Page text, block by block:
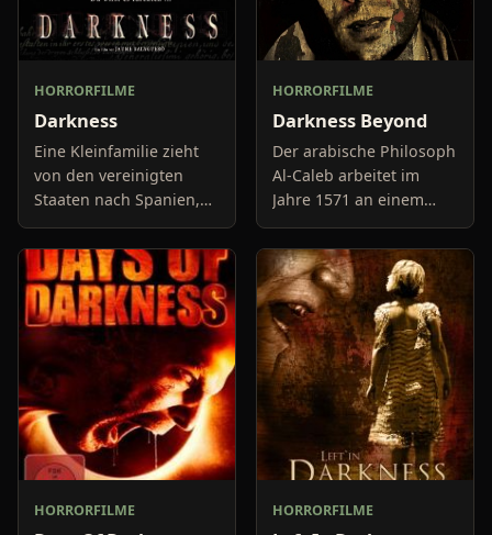
HORRORFILME
Darkness
Eine Kleinfamilie zieht
von den vereinigten
Staaten nach Spanien,
der alten Heimat des
Vaters. Mark hat hier
seine Kindheit
verbracht, floh dann
aber in das Lan
HORRORFILME
Darkness Beyond
Der arabische Philosoph
Al-Caleb arbeitet im
Jahre 1571 an einem
ganz besonderen
Auftrag. Für den
ehrenwerten Doktor
John Dee soll er ein
Buch übersetzten. Es
HORRORFILME HORRORFILME